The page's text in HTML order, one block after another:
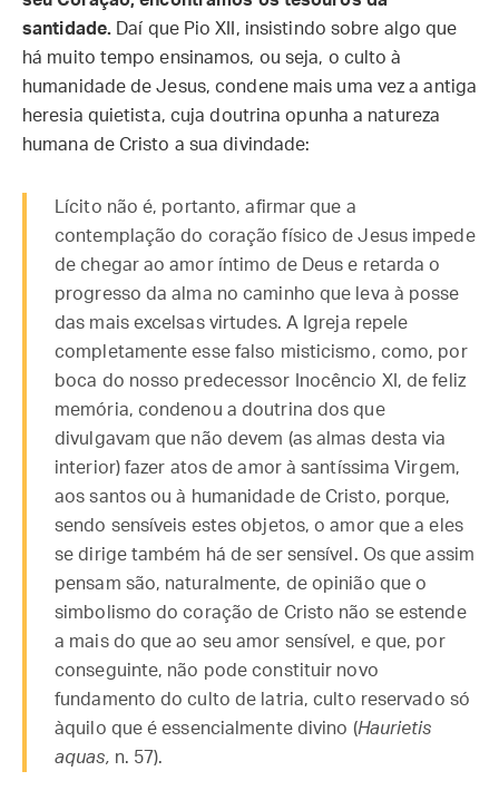
santidade. Daí que Pio XII, insistindo sobre algo que
há muito tempo ensinamos, ou seja, o culto à
humanidade de Jesus, condene mais uma vez a antiga
heresia quietista, cuja doutrina opunha a natureza
humana de Cristo a sua divindade:
Lícito não é, portanto, afirmar que a
contemplação do coração físico de Jesus impede
de chegar ao amor íntimo de Deus e retarda o
progresso da alma no caminho que leva à posse
das mais excelsas virtudes. A Igreja repele
completamente esse falso misticismo, como, por
boca do nosso predecessor Inocêncio XI, de feliz
memória, condenou a doutrina dos que
divulgavam que não devem (as almas desta via
interior) fazer atos de amor à santíssima Virgem,
aos santos ou à humanidade de Cristo, porque,
sendo sensíveis estes objetos, o amor que a eles
se dirige também há de ser sensível. Os que assim
pensam são, naturalmente, de opinião que o
simbolismo do coração de Cristo não se estende
a mais do que ao seu amor sensível, e que, por
conseguinte, não pode constituir novo
fundamento do culto de latria, culto reservado só
àquilo que é essencialmente divino (Haurietis
aquas, n. 57).